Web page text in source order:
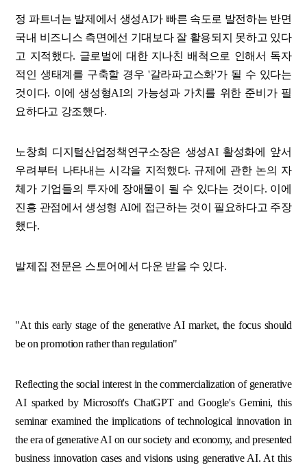
정 파트너는 발제에서 생성AI가 빠른 속도로 발전하는 반면
국내 비즈니스 측면에선 기대보다 잘 활용되지 못하고 있다
고 지적했다. 글로벌에 대한 지나친 배척으로 인해서 독자
적인 생태계를 구축할 경우 '갈라파고스화'가 될 수 있다는
것이다. 이에 생성형AI의 가능성과 가치를 위한 준비가 필
요하다고 강조했다.
노창희 디지털산업정책연구소장은 생성AI 활성화에 앞서
우려부터 나타내는 시각을 지적했다. 규제에 관한 논의 자
체가 기업들의 투자에 장애물이 될 수 있다는 것이다. 이에
진흥 관점에서 생성형 AI에 접근하는 것이 필요하다고 주장
했다.
발제집 전문은 스토어에서 다운 받을 수 있다.
"At this early stage of the generative AI market, the focus should
be on promotion rather than regulation"
Reflecting the social interest in the commercialization of generative
AI sparked by Microsoft's ChatGPT and Google's Gemini, this
seminar examined the implications of technological innovation in
the era of generative AI on our society and economy, and presented
business innovation cases and visions using generative AI. At this